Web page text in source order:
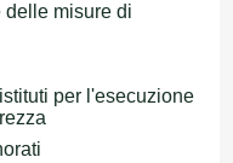
misure di
per l'esecuzione